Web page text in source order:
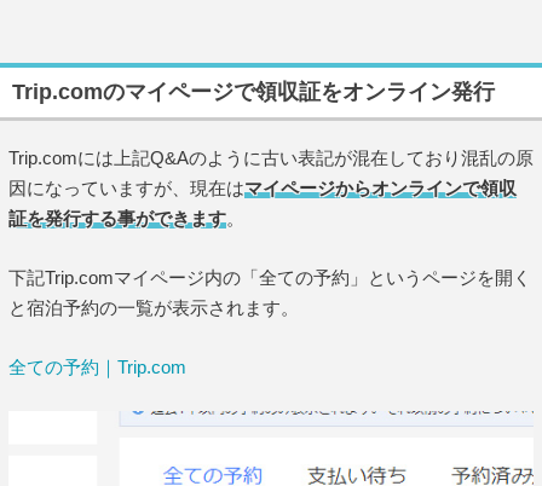
Trip.comのマイページで領収証をオンライン発行
Trip.comには上記Q&Aのように古い表記が混在しており混乱の原
因になっていますが、現在はマイページからオンラインで領収
証を発行する事ができます。
下記Trip.comマイページ内の「全ての予約」というページを開く
と宿泊予約の一覧が表示されます。
全ての予約｜Trip.com